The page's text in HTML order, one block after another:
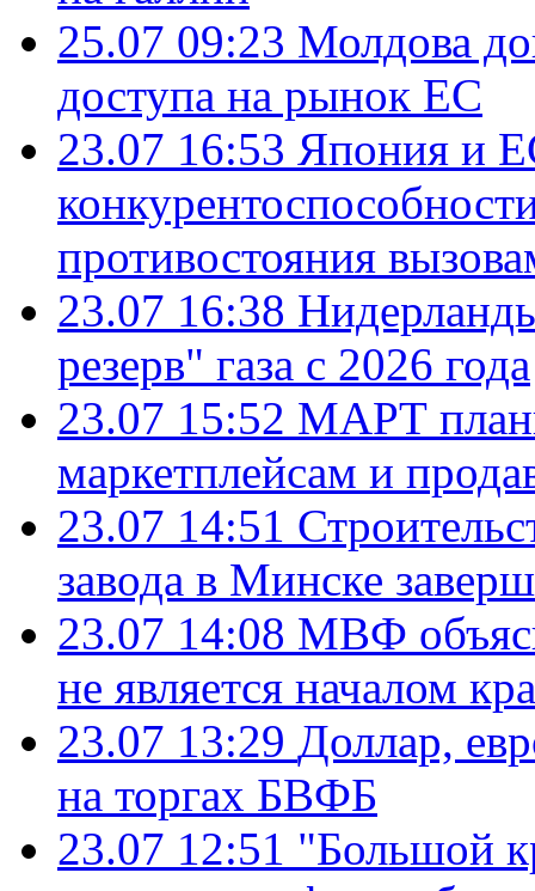
25.07 09:23 Молдова
доступа на рынок ЕС
23.07 16:53 Япония и
противостояния
23.07 16:38
резерв" газа с 2026 года
23.07 15:52 МАРТ
маркетплейсам и
23.07 14:51
завода в Минске
23.07 14:08 МВФ
не является началом
23.07 13:29 Доллар,
на торгах БВФБ
23.07 12:51 "Большой